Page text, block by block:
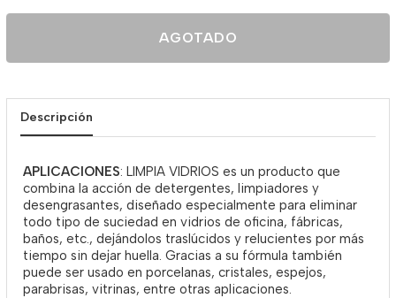
AGOTADO
Descripción
APLICACIONES: LIMPIA VIDRIOS es un producto que
combina la acción de detergentes, limpiadores y
desengrasantes, diseñado especialmente para eliminar
todo tipo de suciedad en vidrios de oficina, fábricas,
baños, etc., dejándolos traslúcidos y relucientes por más
tiempo sin dejar huella. Gracias a su fórmula también
puede ser usado en porcelanas, cristales, espejos,
parabrisas, vitrinas, entre otras aplicaciones.